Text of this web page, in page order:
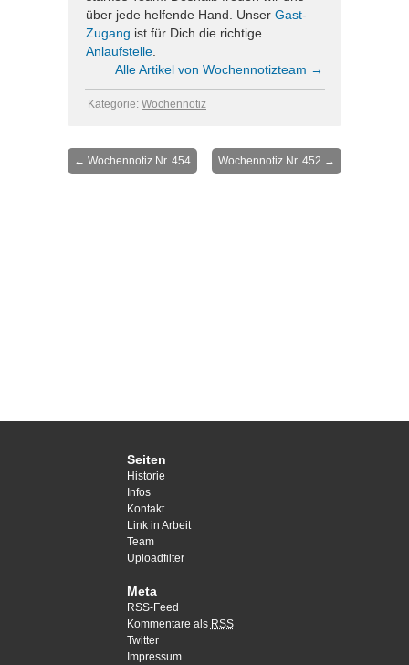
über jede helfende Hand. Unser Gast-
Zugang ist für Dich die richtige
Anlaufstelle
Alle Artikel von Wochennotizteam →
Kategorie: Wochennotiz
Wochennotiz Nr. 452 →
← Wochennotiz Nr. 454
Seiten
Historie
Infos
Kontakt
Link in Arbeit
Team
Uploadfilter
Meta
RSS-Feed
Kommentare als RSS
Twitter
Impressum